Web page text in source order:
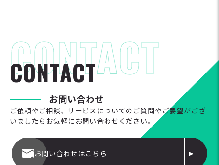
CONTACT
お問い合わせ
ご依頼やご相談、サービスについてのご質問やご要望がござ
いましたらお気軽にお問い合わせください。
お問い合わせはこちら